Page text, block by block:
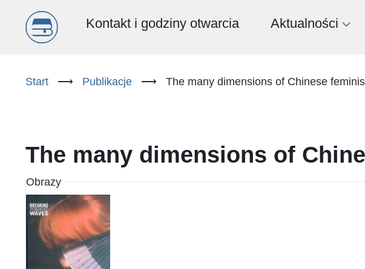
Menu
(PL)
Kontakt i godziny otwarcia Aktualności
Start ⟶ Publikacje ⟶ The many dimensions of Chinese
The many dimensions of
Obrazy